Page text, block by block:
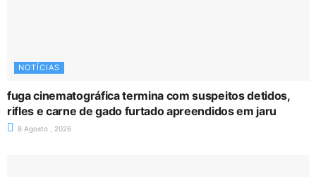
NOTÍCIAS
fuga cinematográfica termina com suspeitos detidos,
rifles e carne de gado furtado apreendidos em jaru
8 Agosto , 2026